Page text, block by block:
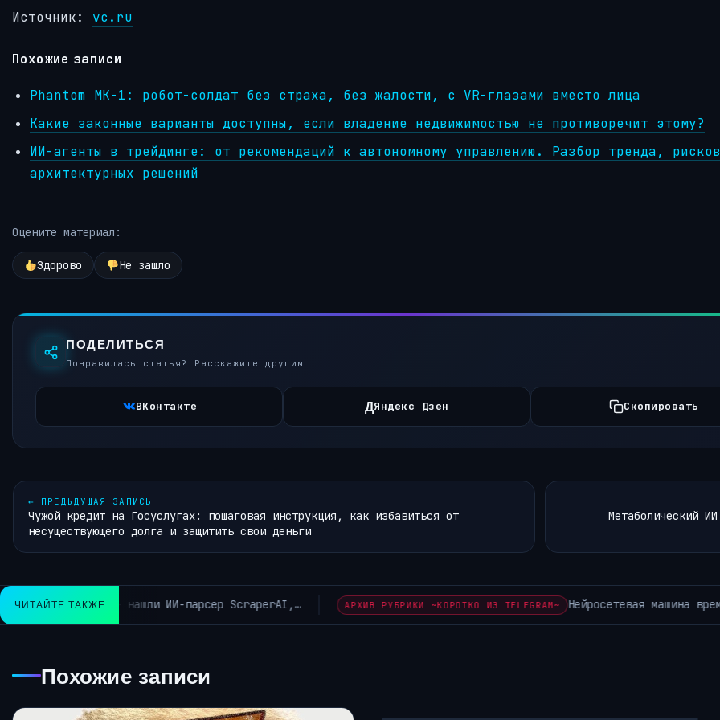
Источник: vc.ru
Похожие записи
Phantom MK-1: робот-солдат без страха, без жалости, с VR-глазами вместо лица
Какие законные варианты доступны, если владение недвижимостью не противоречит этому?
ИИ-агенты в трейдинге: от рекомендаций к автономному управлению. Разбор тренда,
архитектурных решений
Оцените материал:
Здорово Не зашло
ПОДЕЛИТЬСЯ
Понравилась статья? Расскажите другим
ВКонтакте ДЯндекс Дзен Скопировать
← ПРЕДЫДУЩАЯ ЗАПИСЬ
Чужой кредит на Госуслугах: пошаговая инструкция, как избавиться от
несуществующего долга и защитить свои деньги
Метаболический
ЧИТАЙТЕ ТАКЖЕ
РУБРИКИ ~КОРОТКО ИЗ TELEGRAM~ Нейросетевая машина времени уже существует — сервис GL4SS даёт возможность…
Похожие записи